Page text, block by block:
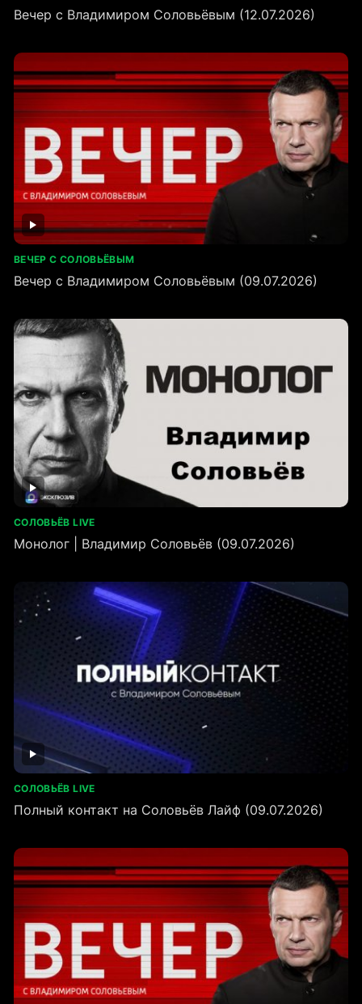
Вечер с Владимиром Соловьёвым (12.07.2026)
ВЕЧЕР С СОЛОВЬЁВЫМ
Вечер с Владимиром Соловьёвым (09.07.2026)
СОЛОВЬЁВ LIVE
Монолог | Владимир Соловьёв (09.07.2026)
СОЛОВЬЁВ LIVE
Полный контакт на Соловьёв Лайф (09.07.2026)